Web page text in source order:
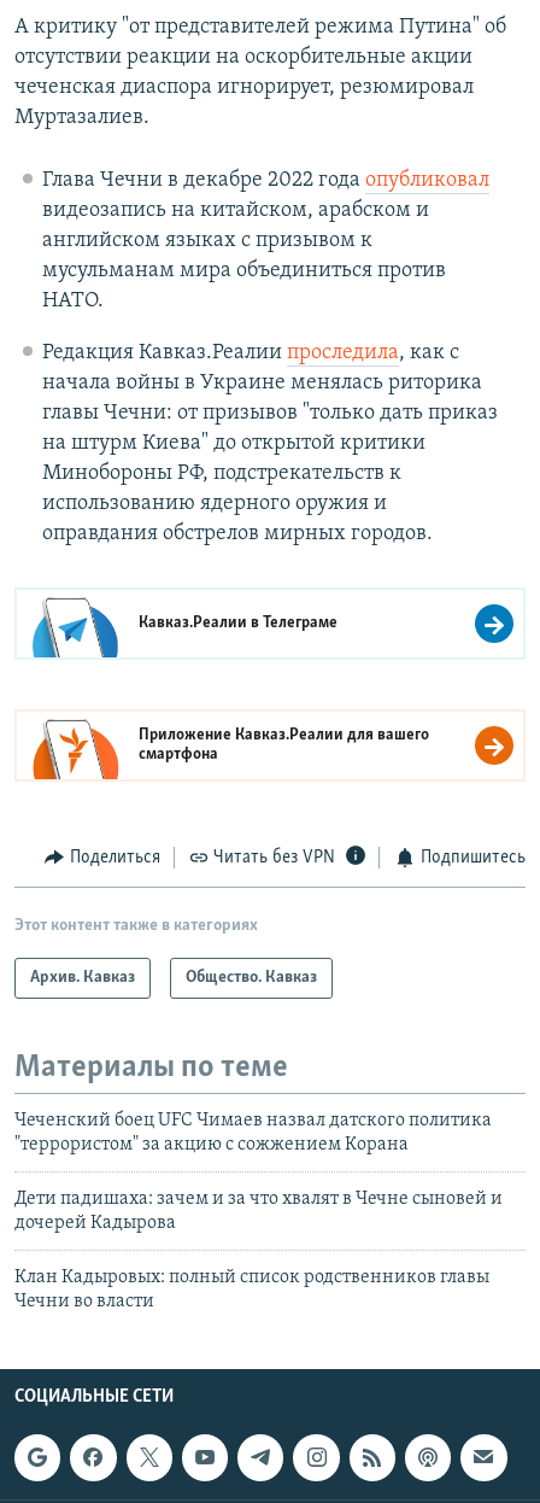
А критику "от представителей режима Путина" об
отсутствии реакции на оскорбительные акции
чеченская диаспора игнорирует, резюмировал
Муртазалиев.
Глава Чечни в декабре 2022 года опубликовал
видеозапись на китайском, арабском и
английском языках с призывом к
мусульманам мира объединиться против
НАТО.
Редакция Кавказ.Реалии проследила, как с
начала войны в Украине менялась риторика
главы Чечни: от призывов "только дать приказ
на штурм Киева" до открытой критики
Минобороны РФ, подстрекательств к
использованию ядерного оружия и
оправдания обстрелов мирных городов.
Кавказ.Реалии вТелеграме
Приложение Кавказ.Реалии для вашего
смартфона
Поделиться Читать без VPN Подпишитесь
Этот контент также в категориях
Архив. Кавказ Общество. Кавказ
Материалы по теме
Чеченский боец UFC Чимаев назвал датского политика
"террористом" за акцию с сожжением Корана
Дети падишаха: зачем и за что хвалят в Чечне сыновей и
дочерей Кадырова
Клан Кадыровых: полный список родственников главы
Чечни во власти
СОЦИАЛЬНЫЕ СЕТИ